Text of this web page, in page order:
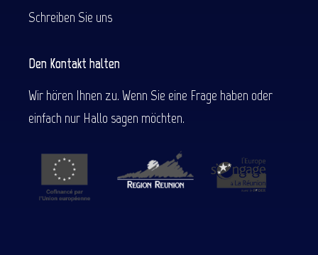
Schreiben Sie uns
Den Kontakt halten
Wir hören Ihnen zu. Wenn Sie eine Frage haben oder
einfach nur Hallo sagen möchten.